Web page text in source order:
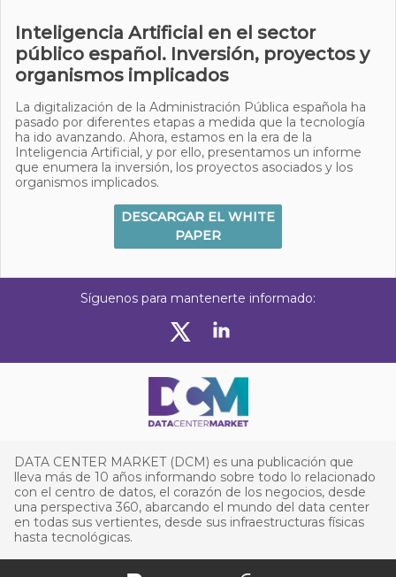
Inteligencia Artificial en el sector
público español. Inversión, proyectos y
organismos implicados
La digitalización de la Administración Pública española ha
pasado por diferentes etapas a medida que la tecnología
ha ido avanzando. Ahora, estamos en la era de la
Inteligencia Artificial, y por ello, presentamos un informe
que enumera la inversión, los proyectos asociados y los
organismos implicados.
DESCARGAR EL WHITE
PAPER
Síguenos para mantenerte informado:
DATA CENTER MARKET (DCM) es una publicación que
lleva más de 10 años informando sobre todo lo relacionado
con el centro de datos, el corazón de los negocios, desde
una perspectiva 360, abarcando el mundo del data center
en todas sus vertientes, desde sus infraestructuras físicas
hasta tecnológicas.